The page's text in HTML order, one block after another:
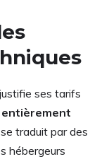
justifie ses tarifs
entièrement
se traduit par des
hébergeurs